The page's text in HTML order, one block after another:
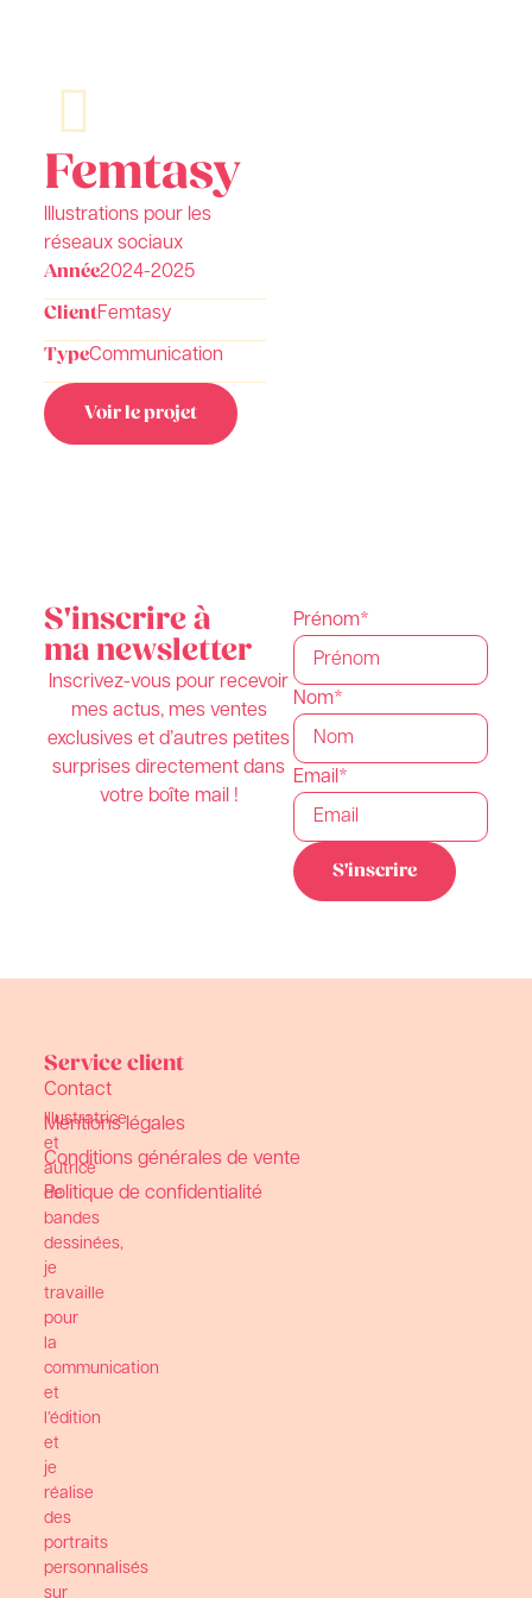
Femtasy
Illustrations pour les
réseaux sociaux
Année2024-2025
ClientFemtasy
TypeCommunication
Voir le projet
S'inscrire à
ma newsletter
Inscrivez-vous pour recevoir
mes actus, mes ventes
exclusives et d’autres petites
surprises directement dans
votre boîte mail !
Prénom*
Nom*
Email*
Illustratrice
et
autrice
de
bandes
dessinées,
je
travaille
pour
la
communication
et
l’édition
et
je
réalise
des
portraits
personnalisés
sur
Service client
Contact
Mentions légales
Conditions générales de vente
Politique de confidentialité